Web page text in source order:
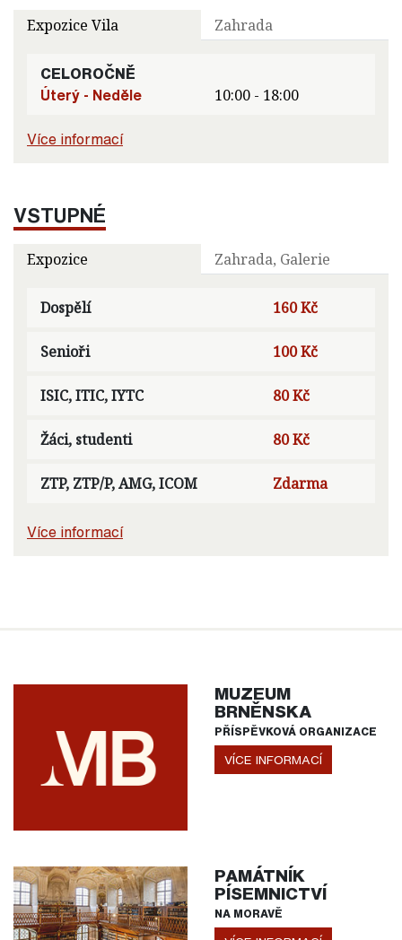
Expozice Vila Zahrada
CELOROČNĚ
Úterý - Neděle
10:00 - 18:00
Více informací
VSTUPNÉ
Expozice Zahrada, Galerie
Dospělí 160 Kč
Senioři 100 Kč
ISIC, ITIC, IYTC 80 Kč
Žáci, studenti 80 Kč
ZTP, ZTP/P, AMG, ICOM Zdarma
Více informací
MUZEUM
BRNĚNSKA
PŘÍSPĚVKOVÁ ORGANIZACE
VÍCE INFORMACÍ
PAMÁTNÍK
PÍSEMNICTVÍ
NA MORAVĚ